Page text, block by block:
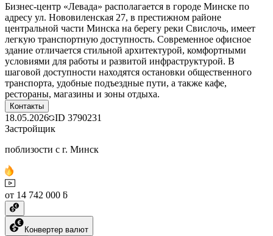
Бизнес-центр «Левада» располагается в городе Минске по
адресу ул. Нововиленская 27, в престижном районе
центральной части Минска на берегу реки Свислочь, имеет
легкую транспортную доступность. Современное офисное
здание отличается стильной архитектурой, комфортными
условиями для работы и развитой инфраструктурой. В
шаговой доступности находятся остановки общественного
транспорта, удобные подъездные пути, а также кафе,
рестораны, магазины и зоны отдыха.
Контакты
18.05.2026 ID 3790231
Застройщик
поблизости с г. Минск
от 14 742 000 ƃ
Конвертер валют